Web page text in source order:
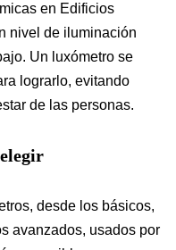
en Edificios
nivel de iluminación
Un luxómetro se
lograrlo, evitando
de las personas.
desde los básicos,
avanzados, usados por